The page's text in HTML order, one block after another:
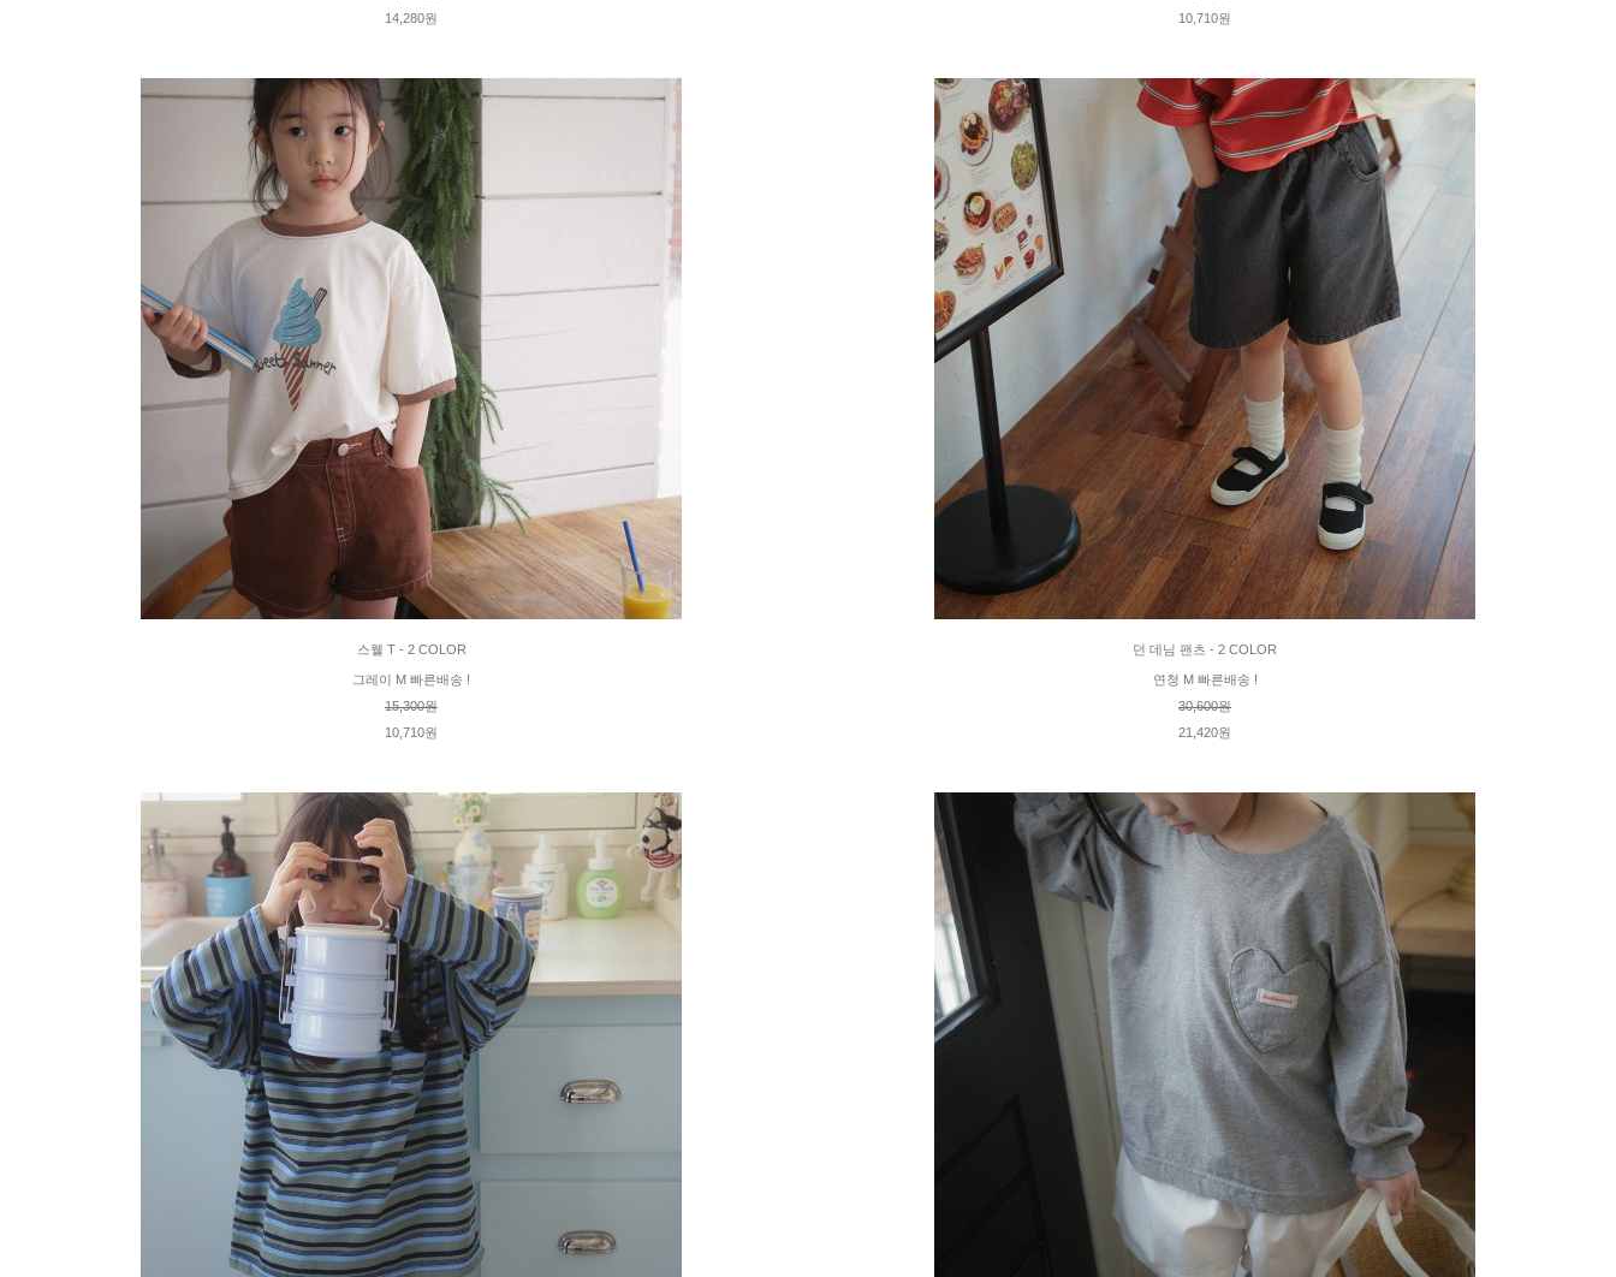
14,280원
10,710원
스웰 T - 2 COLOR
그레이 M 빠른배송 !
15,300원
10,710원
던 데님 팬츠 - 2 COLOR
연청 M 빠른배송 !
30,600원
21,420원